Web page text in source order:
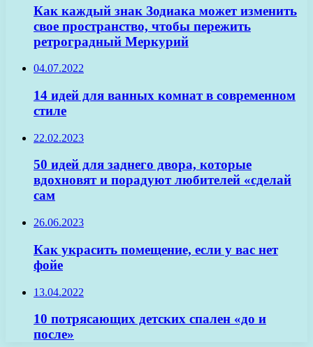
Как каждый знак Зодиака может изменить
свое пространство, чтобы пережить
ретроградный Меркурий
04.07.2022
14 идей для ванных комнат в современном
стиле
22.02.2023
50 идей для заднего двора, которые
вдохновят и порадуют любителей «сделай
сам
26.06.2023
Как украсить помещение, если у вас нет
фойе
13.04.2022
10 потрясающих детских спален «до и
после»